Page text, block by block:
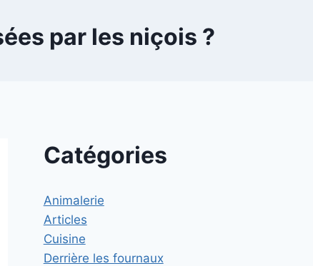
par les niçois ?
Catégories
Animalerie
Articles
Cuisine
Derrière les fournaux